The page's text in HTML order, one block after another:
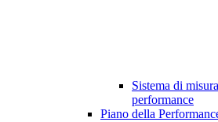
Sistema di
performance
Piano della